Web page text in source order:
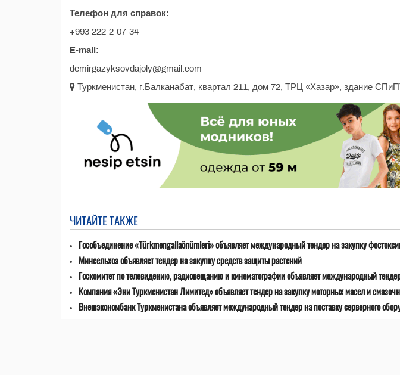
Телефон для справок:
+993 222-2-07-34
E-mail:
demirgazyksovdajoly@gmail.com
Туркменистан, г.Балканабат, квартал 211, дом 72, ТРЦ «Хазар», здание
ЧИТАЙТЕ ТАКЖЕ
Гособъединение «Türkmengallaönümleri» объявляет международный тендер на закупку
Минсельхоз объявляет тендер на закупку средств защиты растений
Госкомитет по телевидению, радиовещанию и кинематографии объявляет международный
Компания «Эни Туркменистан Лимитед» объявляет тендер на закупку моторных масел и
Внешэкономбанк Туркменистана объявляет международный тендер на поставку серверного